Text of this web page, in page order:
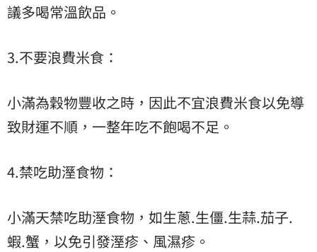
議多喝常溫飲品。
3.不要浪費米食：
小滿為穀物豐收之時，因此不宜浪費米食以免導
致財運不順，一整年吃不飽喝不足。
4.禁吃助溼食物：
小滿天禁吃助溼食物，如生蔥.生僵.生蒜.茄子.
蝦.蟹，以免引發溼疹、風濕疹。